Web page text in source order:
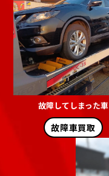
故障してしまった車
故障車買取